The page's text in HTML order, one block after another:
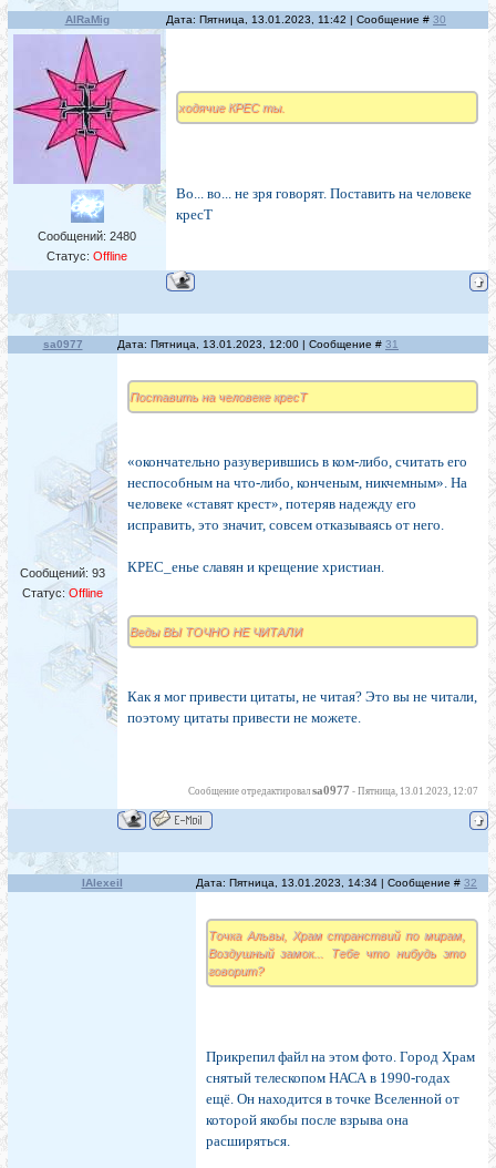
AlRaMig Дата: Пятница, 13.01.2023, 11:42 | Сообщение # 30
Сообщений: 2480
Статус: Offline
ходячие КРЕС ты.
Во... во... не зря говорят. Поставить на человеке
кресТ
sa0977 Дата: Пятница, 13.01.2023, 12:00 | Сообщение # 31
Сообщений: 93
Статус: Offline
Поставить на человеке кресТ
«окончательно разуверившись в ком-либо, считать его
неспособным на что-либо, конченым, никчемным». На
человеке «ставят крест», потеряв надежду его
исправить, это значит, совсем отказываясь от него.
КРЕС_енье славян и крещение христиан.
Веды ВЫ ТОЧНО НЕ ЧИТАЛИ
Как я мог привести цитаты, не читая? Это вы не читали,
поэтому цитаты привести не можете.
Сообщение отредактировал sa0977 - Пятница, 13.01.2023, 12:07
IAlexeiI Дата: Пятница, 13.01.2023, 14:34 | Сообщение # 32
Точка Альвы, Храм странствий по мирам,
Воздушный замок... Тебе что нибудь это
говорит?
Прикрепил файл на этом фото. Город Храм
снятый телескопом НАСА в 1990-годах
ещё. Он находится в точке Вселенной от
которой якобы после взрыва она
расширяться.